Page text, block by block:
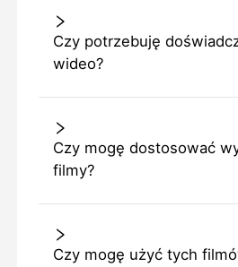
Czy potrzebuję
wideo?
Czy mogę dostosować
filmy?
Czy mogę użyć tych